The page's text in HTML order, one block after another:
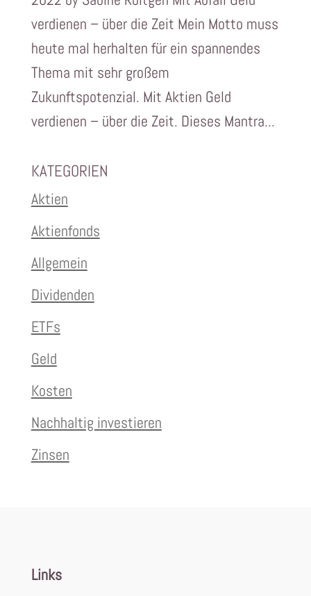
verdienen – über die Zeit Mein Motto muss
heute mal herhalten für ein spannendes
Thema mit sehr großem
Zukunftspotenzial. Mit Aktien Geld
verdienen – über die Zeit. Dieses Mantra...
KATEGORIEN
Aktien
Aktienfonds
Allgemein
Dividenden
ETFs
Geld
Kosten
Nachhaltig investieren
Zinsen
Links